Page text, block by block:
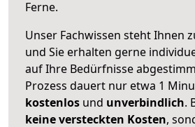
Ferne.
Unser Fachwissen steht Ihnen
und Sie erhalten gerne
auf Ihre Bedürfnisse
Prozess dauert nur etwa 1
kostenlos und unverbindlich.
keine versteckten Kosten,